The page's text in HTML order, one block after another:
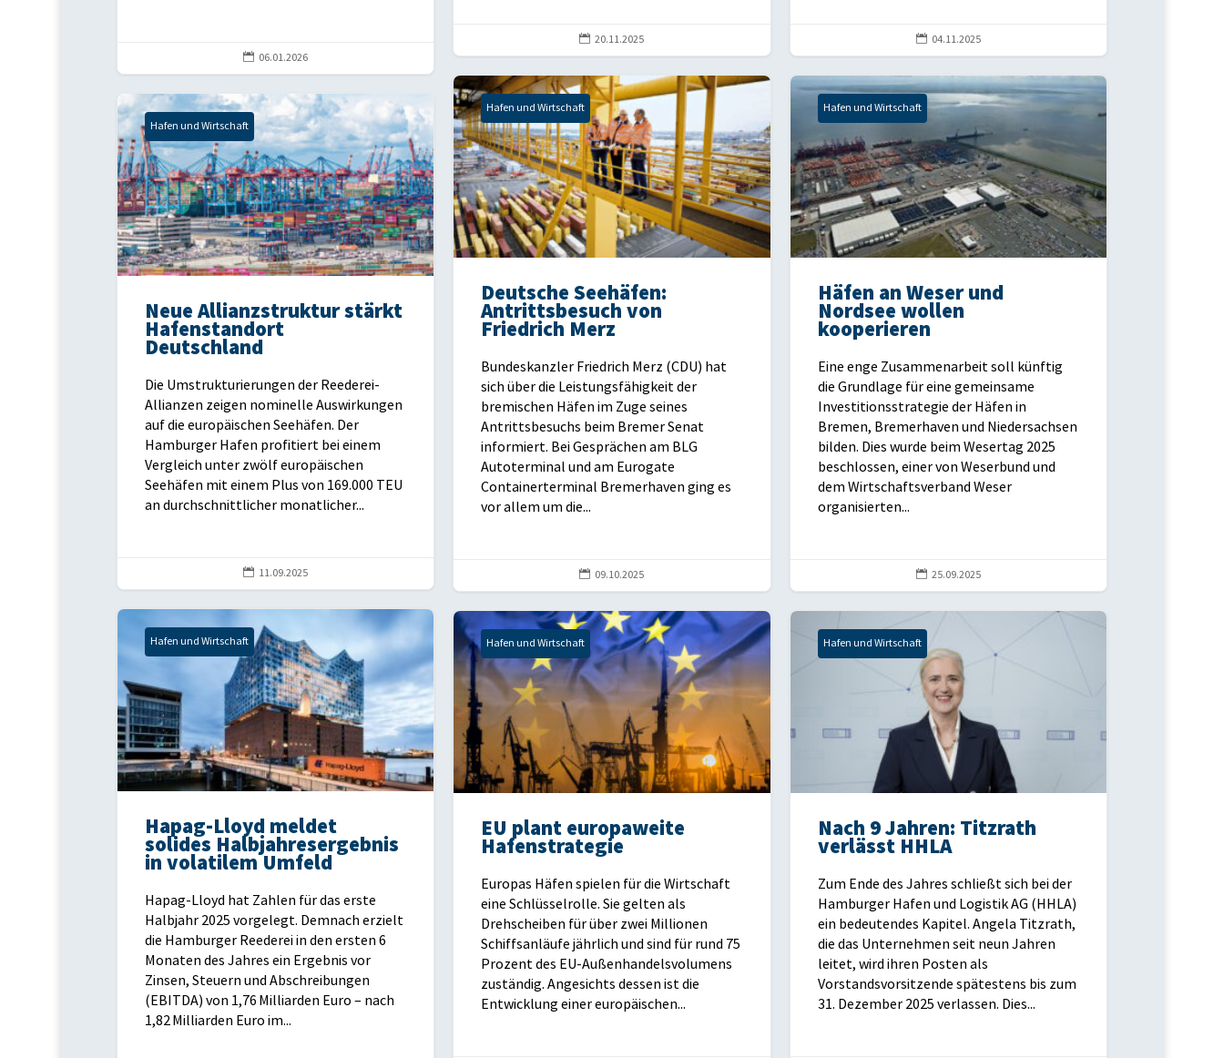
 06.01.2026
 20.11.2025  04.11.2025
Hafen und Wirtschaft
Deutsche Seehäfen:
Antrittsbesuch von
Friedrich Merz
Bundeskanzler Friedrich Merz (CDU) hat
sich über die Leistungsfähigkeit der
bremischen Häfen im Zuge seines
Antrittsbesuchs beim Bremer Senat
informiert. Bei Gesprächen am BLG
Autoterminal und am Eurogate
Containerterminal Bremerhaven ging es
vor allem um die...
 09.10.2025
Hafen und Wirtschaft
Häfen an Weser und
Nordsee wollen
kooperieren
Eine enge Zusammenarbeit soll künftig
die Grundlage für eine gemeinsame
Investitionsstrategie der Häfen in
Bremen, Bremerhaven und Niedersachsen
bilden. Dies wurde beim Wesertag 2025
beschlossen, einer von Weserbund und
dem Wirtschaftsverband Weser
organisierten...
 25.09.2025
Hafen und Wirtschaft
Neue Allianzstruktur stärkt
Hafenstandort
Deutschland
Die Umstrukturierungen der Reederei-
Allianzen zeigen nominelle Auswirkungen
auf die europäischen Seehäfen. Der
Hamburger Hafen profitiert bei einem
Vergleich unter zwölf europäischen
Seehäfen mit einem Plus von 169.000 TEU
an durchschnittlicher monatlicher...
 11.09.2025
Hafen und Wirtschaft
Hapag-Lloyd meldet
solides Halbjahresergebnis
in volatilem Umfeld
Hapag-Lloyd hat Zahlen für das erste
Halbjahr 2025 vorgelegt. Demnach erzielt
die Hamburger Reederei in den ersten 6
Monaten des Jahres ein Ergebnis vor
Zinsen, Steuern und Abschreibungen
(EBITDA) von 1,76 Milliarden Euro – nach
1,82 Milliarden Euro im...
Hafen und Wirtschaft
EU plant europaweite
Hafenstrategie
Europas Häfen spielen für die Wirtschaft
eine Schlüsselrolle. Sie gelten als
Drehscheiben für über zwei Millionen
Schiffsanläufe jährlich und sind für rund 75
Prozent des EU-Außenhandelsvolumens
zuständig. Angesichts dessen ist die
Entwicklung einer europäischen...
Hafen und Wirtschaft
Nach 9 Jahren: Titzrath
verlässt HHLA
Zum Ende des Jahres schließt sich bei der
Hamburger Hafen und Logistik AG (HHLA)
ein bedeutendes Kapitel. Angela Titzrath,
die das Unternehmen seit neun Jahren
leitet, wird ihren Posten als
Vorstandsvorsitzende spätestens bis zum
31. Dezember 2025 verlassen. Dies...